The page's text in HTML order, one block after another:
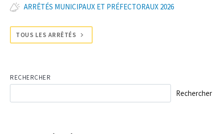
ARRÊTÉS MUNICIPAUX ET PRÉFECTORAUX 2026
TOUS LES ARRÊTÉS
RECHERCHER
Rechercher